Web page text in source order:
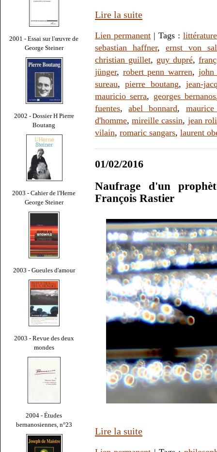
2001 - Essai sur l'œuvre de
George Steiner
2002 - Dossier H Pierre
Boutang
2003 - Cahier de l'Herne
George Steiner
2003 - Gueules d'amour
2003 - Revue des deux
mondes
2004 - Études
bernanosiennes, n°23
Lire la suite
Lien permanent | Tags : littérature
sebastian haffner, ernst von
christian guillet, guy dupré,
jünger, robert penn warren, john
sureau,pierre boutang,jean-
mauricio serra, georges bernanos
fuentes,abel bonnard,
d'homme,mireille cassin, jean
vilain, romaric sangars, laurent
01/02/2016
Naufrage d'un
François Rastier
Lire la suite